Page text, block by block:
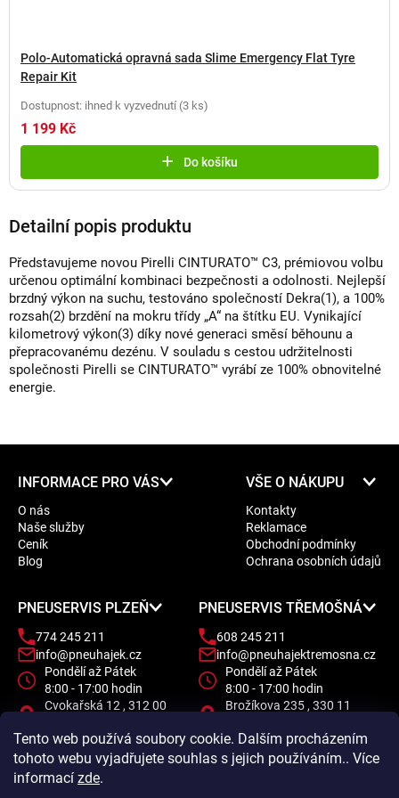
Tento web používá soubory cookie. Dalším procházením
tohoto webu vyjadřujete souhlas s jejich používáním.. Více
informací zde.
Polo-Automatická opravná sada Slime Emergency Flat Tyre
Repair Kit
Dostupnost: ihned k vyzvednutí (3 ks)
1 199 Kč
Do košíku
Detailní popis produktu
Představujeme novou Pirelli CINTURATO™ C3, prémiovou volbu
určenou optimální kombinaci bezpečnosti a odolnosti. Nejlepší
brzdný výkon na suchu, testováno společností Dekra(1), a 100%
rozsah(2) brzdění na mokru třídy „A“ na štítku EU. Vynikající
kilometrový výkon(3) díky nové generaci směsí běhounu a
přepracovanému dezénu. V souladu s cestou udržitelnosti
společnosti Pirelli se CINTURATO™ vyrábí ze 100% obnovitelné
energie.
INFORMACE PRO VÁS
O nás
Naše služby
Ceník
Blog
VŠE O NÁKUPU
Kontakty
Reklamace
Obchodní podmínky
Ochrana osobních údajů
PNEUSERVIS PLZEŇ
774 245 211
info@pneuhajek.cz
Pondělí až Pátek
8:00 - 17:00 hodin
Cvokařská 12 , 312 00
PNEUSERVIS TŘEMOŠNÁ
608 245 211
info@pneuhajektremosna.cz
Pondělí až Pátek
8:00 - 17:00 hodin
Brožíkova 235 , 330 11